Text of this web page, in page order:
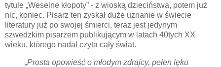
tytule „Weselne kłopoty” - z wioską dzieciństwa, potem już
nic, koniec. Pisarz ten zyskał duże uznanie w świecie
literatury już po swojej śmierci, teraz jest jedynym
szwedzkim pisarzem publikującym w latach 40tych XX
wieku, którego nadal czyta cały świat.
„Prosta opowieść o młodym zdrajcy, pełen lęku